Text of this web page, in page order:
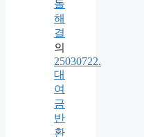
돌
해
결
의
25030722.
대
여
금
반
환